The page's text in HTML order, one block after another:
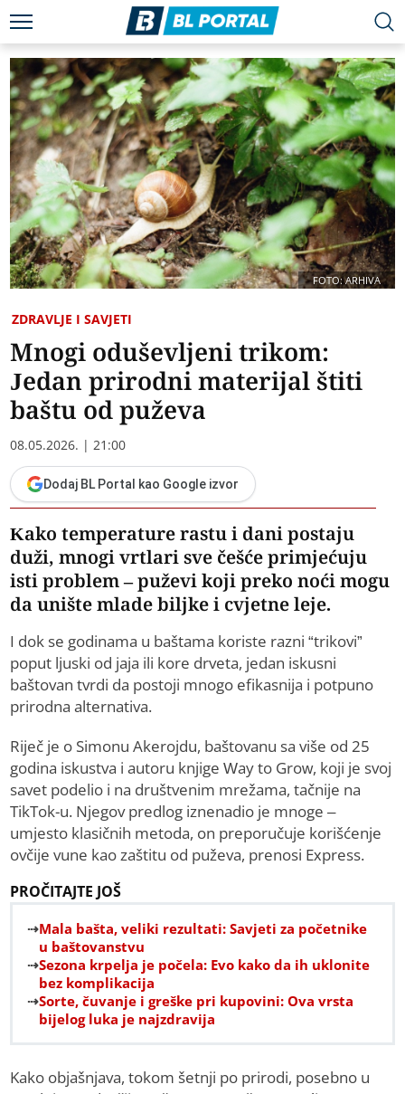
FOTO: ARHIVA
ZDRAVLJE I SAVJETI
Mnogi oduševljeni trikom:
Jedan prirodni materijal štiti
baštu od puževa
08.05.2026. | 21:00
Dodaj BL Portal kao Google izvor
Kako temperature rastu i dani postaju
duži, mnogi vrtlari sve češće primjećuju
isti problem – puževi koji preko noći mogu
da unište mlade biljke i cvjetne leje.
I dok se godinama u baštama koriste razni “trikovi”
poput ljuski od jaja ili kore drveta, jedan iskusni
baštovan tvrdi da postoji mnogo efikasnija i potpuno
prirodna alternativa.
Riječ je o Simonu Akerojdu, baštovanu sa više od 25
godina iskustva i autoru knjige Way to Grow, koji je svoj
savet podelio i na društvenim mrežama, tačnije na
TikTok-u. Njegov predlog iznenadio je mnoge –
umjesto klasičnih metoda, on preporučuje korišćenje
ovčije vune kao zaštitu od puževa, prenosi Express.
PROČITAJTE JOŠ
Mala bašta, veliki rezultati: Savjeti za početnike
u baštovanstvu
Sezona krpelja je počela: Evo kako da ih uklonite
bez komplikacija
Sorte, čuvanje i greške pri kupovini: Ova vrsta
bijelog luka je najzdravija
Kako objašnjava, tokom šetnji po prirodi, posebno u